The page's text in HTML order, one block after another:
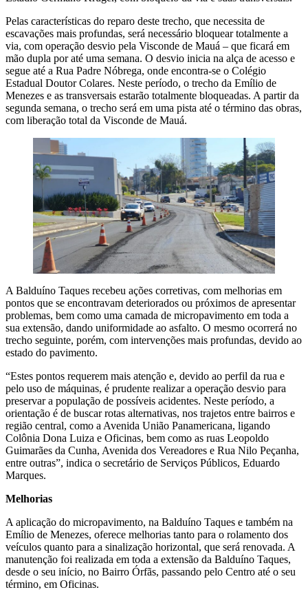
Pelas características do reparo deste trecho, que necessita de
escavações mais profundas, será necessário bloquear totalmente a
via, com operação desvio pela Visconde de Mauá – que ficará em
mão dupla por até uma semana. O desvio inicia na alça de acesso e
segue até a Rua Padre Nóbrega, onde encontra-se o Colégio
Estadual Doutor Colares. Neste período, o trecho da Emílio de
Menezes e as transversais estarão totalmente bloqueadas. A partir da
segunda semana, o trecho será em uma pista até o término das obras,
com liberação total da Visconde de Mauá.
A Balduíno Taques recebeu ações corretivas, com melhorias em
pontos que se encontravam deteriorados ou próximos de apresentar
problemas, bem como uma camada de micropavimento em toda a
sua extensão, dando uniformidade ao asfalto. O mesmo ocorrerá no
trecho seguinte, porém, com intervenções mais profundas, devido ao
estado do pavimento.
“Estes pontos requerem mais atenção e, devido ao perfil da rua e
pelo uso de máquinas, é prudente realizar a operação desvio para
preservar a população de possíveis acidentes. Neste período, a
orientação é de buscar rotas alternativas, nos trajetos entre bairros e
região central, como a Avenida União Panamericana, ligando
Colônia Dona Luiza e Oficinas, bem como as ruas Leopoldo
Guimarães da Cunha, Avenida dos Vereadores e Rua Nilo Peçanha,
entre outras”, indica o secretário de Serviços Públicos, Eduardo
Marques.
Melhorias
A aplicação do micropavimento, na Balduíno Taques e também na
Emílio de Menezes, oferece melhorias tanto para o rolamento dos
veículos quanto para a sinalização horizontal, que será renovada. A
manutenção foi realizada em toda a extensão da Balduíno Taques,
desde o seu início, no Bairro Órfãs, passando pelo Centro até o seu
término, em Oficinas.